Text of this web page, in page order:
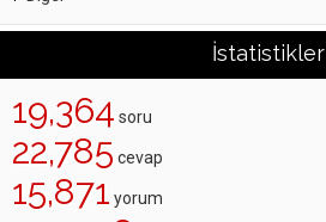
İstatistikler
19,364 soru
22,785 cevap
15,871 yorum